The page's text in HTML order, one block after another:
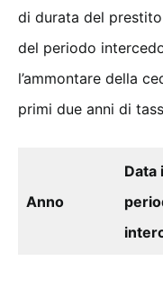
di durata del
del periodo
l’ammontare della
primi due anni di
Anno
Data